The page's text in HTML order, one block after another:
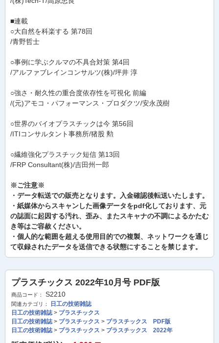
■連載
○大自然を科楽する 第78回
/青野哲士
○事例に学ぶクルマの不具合対策 第4回
/アルファブレインコンサルツ(株)/坪井 淳
○強さ・耐久性の重合度依存性を可視化 前編
/(元)アモコ・パフォーマンス・プロダクツ/安永茂樹
○世界のバイオプラスチックは今 第56回
/ITIコンサルタント事務所/猪股 勲
○繊維強化プラスチック短信 第13回
/FRP Consultant(株)/吉田州一郎
※ご注意※
・データ転送での販売となります。入金確認後転送いたします。
・紙媒体からスキャンした画像データをpdf化しております、元
の誌面に起因する汚れ、歪み、またスキャナの不調によるかたむ
き等はご容赦ください。
・個人的な範囲を超える使用目的での複製、ネットワークを通じ
て収録されたデータを送信できる状態にすることを禁じます。
プラスチックス 2022年10月号 PDF版
商品コード： S2210
関連カテゴリ：
日工の技術雑誌
日工の技術雑誌> プラスチックス
日工の技術雑誌> プラスチックス > プラスチックス PDF版
日工の技術雑誌> プラスチックス > プラスチックス 2022年